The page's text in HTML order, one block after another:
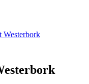
Westerbork